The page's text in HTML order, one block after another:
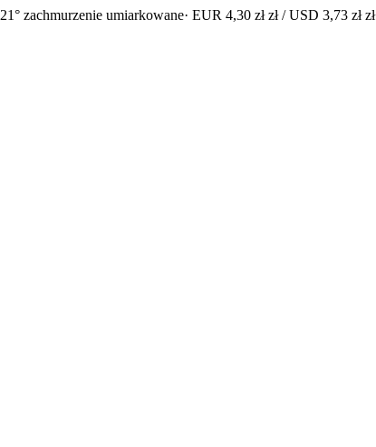
21° zachmurzenie umiarkowane· EUR 4,30 zł zł / USD 3,73 zł zł